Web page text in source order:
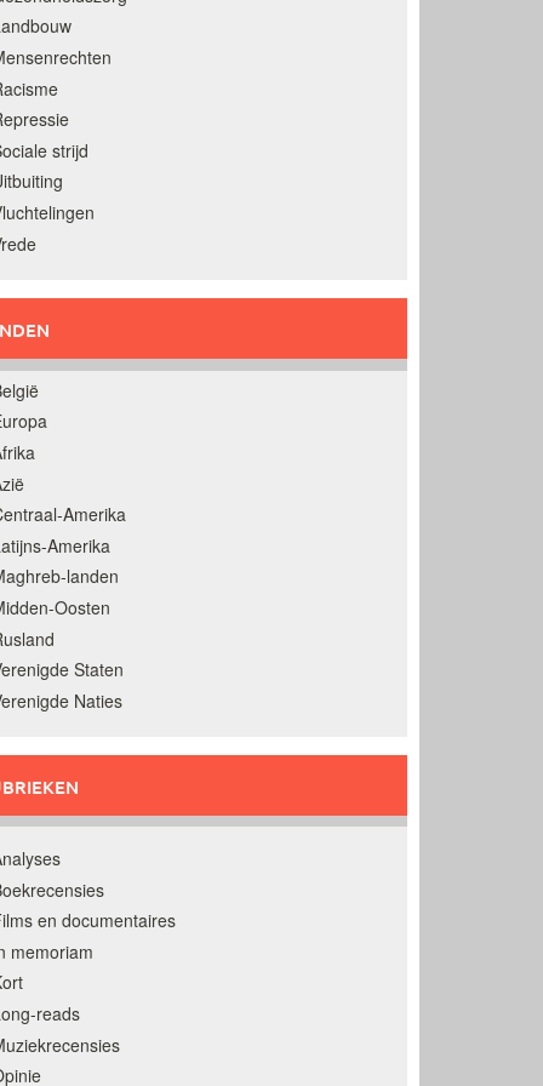
strijd
Amerika
Amerika
landen
Oosten
Staten
Naties
en documentaires
memoriam
reads